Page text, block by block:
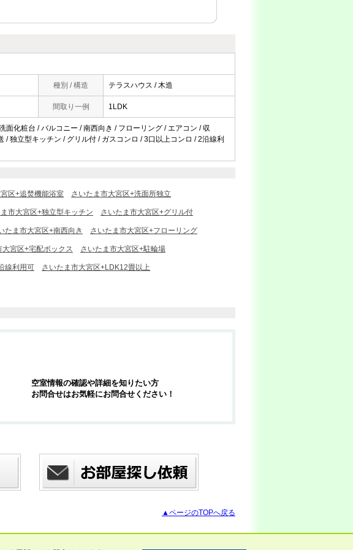
種別 / 構造 テラスハウス / 木造
間取り一例 1LDK
化粧台 / バルコニー / 南西向き / フローリング / エアコン / 収
独立型キッチン / グリル付 / ガスコンロ / 3口以上コンロ / 2沿線利
区+追焚機能浴室 さいたま市大宮区+洗面所独立
市大宮区+独立型キッチン さいたま市大宮区+グリル付
たま市大宮区+南西向き さいたま市大宮区+フローリング
大宮区+宅配ボックス さいたま市大宮区+駐輪場
線利用可 さいたま市大宮区+LDK12畳以上
空室情報の確認や詳細を知りたい方
お問合せはお気軽にお問合せください！
▲ページのTOPへ戻る